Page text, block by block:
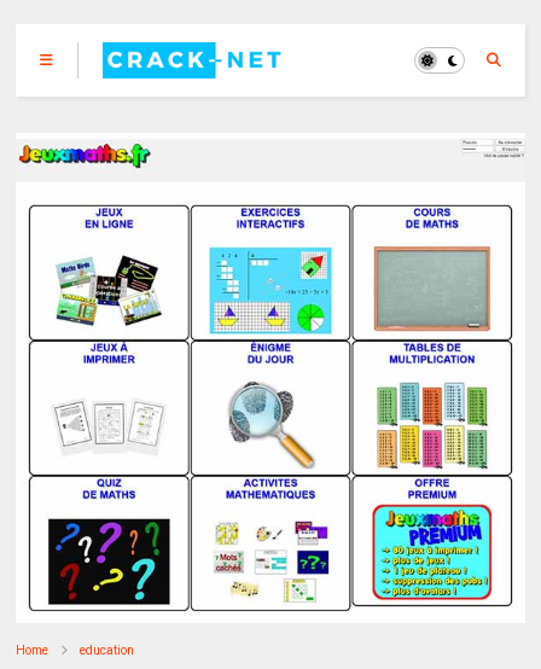
Home education